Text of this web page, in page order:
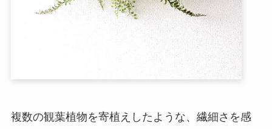
複数の観葉植物を寄植えしたような、繊細さを感